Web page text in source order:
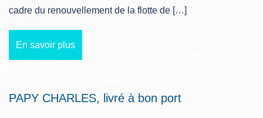
cadre du renouvellement de la flotte de […]
En savoir plus
PAPY CHARLES, livré à bon port